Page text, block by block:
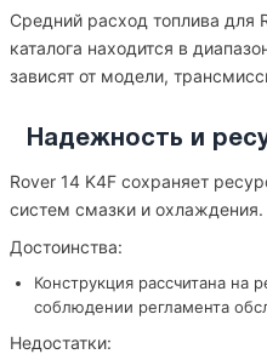
Средний расход топлива для
каталога находится в
зависят от модели,
Надежность и
Rover 14 K4F сохраняет
систем смазки и охлаждения.
Достоинства:
Конструкция рассчитана на
соблюдении регламента
Недостатки: